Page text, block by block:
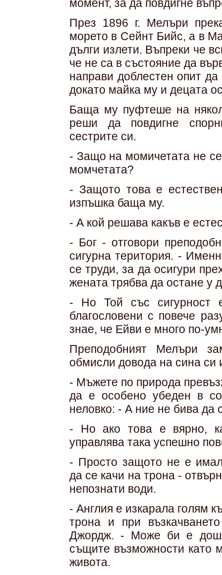
момент, за да повдигне
През 1896 г. Мелъри
морето в Сейнт Бийс, а в
дълги излети. Въпреки че
че не са в състояние да
направи доблестен опит
докато майка му и децата
Баща му пуфтеше на
реши да повдигне
сестрите си.
- Защо на момичетата не
момчетата?
- Защото това е
изпъшка баща му.
- А кой решава какъв е
- Бог - отговори
сигурна територия. -
се труди, за да осигури
жената трябва да остане у
- Но Той със сигурност
благословени с повече
знае, че Ейви е много по-
Преподобният Мелъри
обмисли довода на сина си
- Мъжете по природа
да е особено убеден в
неловко: - А ние не бива да
- Но ако това е вярно,
управлява така успешно
- Просто защото не е
да се качи на трона -
непознати води.
- Англия е изкарала голям
трона и при
Джордж. - Може би е
същите възможности като
живота.